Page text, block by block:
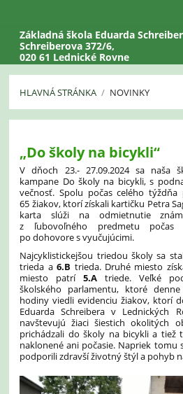
Základná škola Eduarda
Schreiberova 372/6,
020 61 Lednické Rovne
HLAVNÁ STRÁNKA / NOVINKY
„Do školy na bicykli“
V dňoch 23.- 27.09.2024 sa naša
kampane Do školy na bicykli, s
večnosť. Spolu počas celého
65 žiakov, ktorí získali kartičku Petra
karta slúži na odmietnutie
z ľubovoľného predmetu počas
po dohovore s vyučujúcimi.
Najcyklistickejšou triedou školy sa
trieda a6.B trieda. Druhé miesto
miesto patrí5.A triede. Veľké
školského parlamentu, ktoré
hodiny viedli evidenciu žiakov, ktorí
Eduarda Schreibera v Lednických
navštevujú žiaci šiestich okolitých
prichádzali do školy na bicykli a
naklonené ani počasie. Napriek
podporili zdravší životný štýl a pohyb